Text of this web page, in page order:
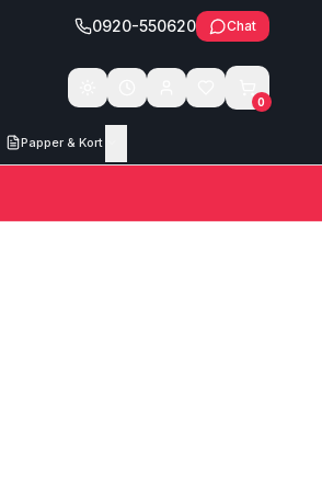
0920-550620 Chat
Växla tema 0
Papper & Kort